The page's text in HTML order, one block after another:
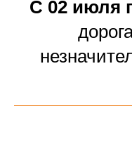
С 02 июля